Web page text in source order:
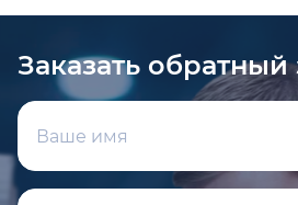
Заказать обратный